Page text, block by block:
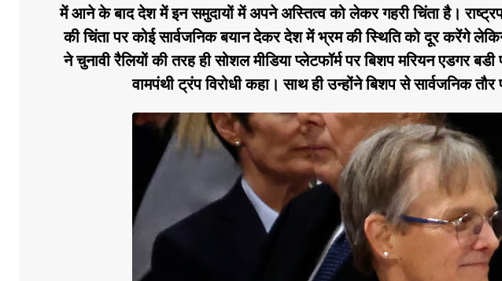
में आने के बाद देश में इन समुदायों में अपने अस्तित्व को लेकर गहरी चिंता है।
की चिंता पर कोई सार्वजनिक बयान देकर देश में भ्रम की स्थिति को दूर करेंगे
ने चुनावी रैलियों की तरह ही सोशल मीडिया प्लेटफॉर्म पर बिशप मरियन एडगर
वामपंथी ट्रंप विरोधी कहा। साथ ही उन्होंने बिशप से सार्वजनिक